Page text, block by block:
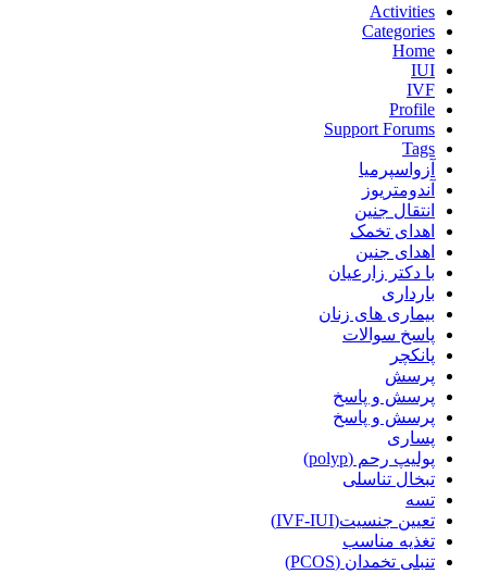
Activities
Categories
Home
IUI
IVF
Profile
Support Forums
Tags
آزواسپرمیا
آندومتریوز
انتقال جنین
اهدای تخمک
اهدای جنین
با دکتر زارعیان
بارداری
بیماری های زنان
پاسخ سوالات
پانکچر
پرسش
پرسش و پاسخ
پرسش و پاسخ
پساری
پولیپ رحم (polyp)
تبخال تناسلی
تسه
تعیین جنسیت(IVF-IUI)
تغذیه مناسب
تنبلی تخمدان (PCOS)